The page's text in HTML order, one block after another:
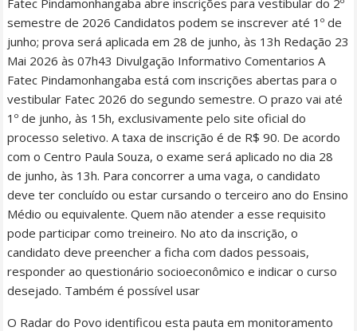
semestre de 2026 Candidatos podem se inscrever até 1º de
junho; prova será aplicada em 28 de junho, às 13h Redação 23
Mai 2026 às 07h43 Divulgação Informativo Comentarios A
Fatec Pindamonhangaba está com inscrições abertas para o
vestibular Fatec 2026 do segundo semestre. O prazo vai até
1º de junho, às 15h, exclusivamente pelo site oficial do
processo seletivo. A taxa de inscrição é de R$ 90. De acordo
com o Centro Paula Souza, o exame será aplicado no dia 28
de junho, às 13h. Para concorrer a uma vaga, o candidato
deve ter concluído ou estar cursando o terceiro ano do Ensino
Médio ou equivalente. Quem não atender a esse requisito
pode participar como treineiro. No ato da inscrição, o
candidato deve preencher a ficha com dados pessoais,
responder ao questionário socioeconômico e indicar o curso
desejado. Também é possível usar
O Radar do Povo identificou esta pauta em monitoramento